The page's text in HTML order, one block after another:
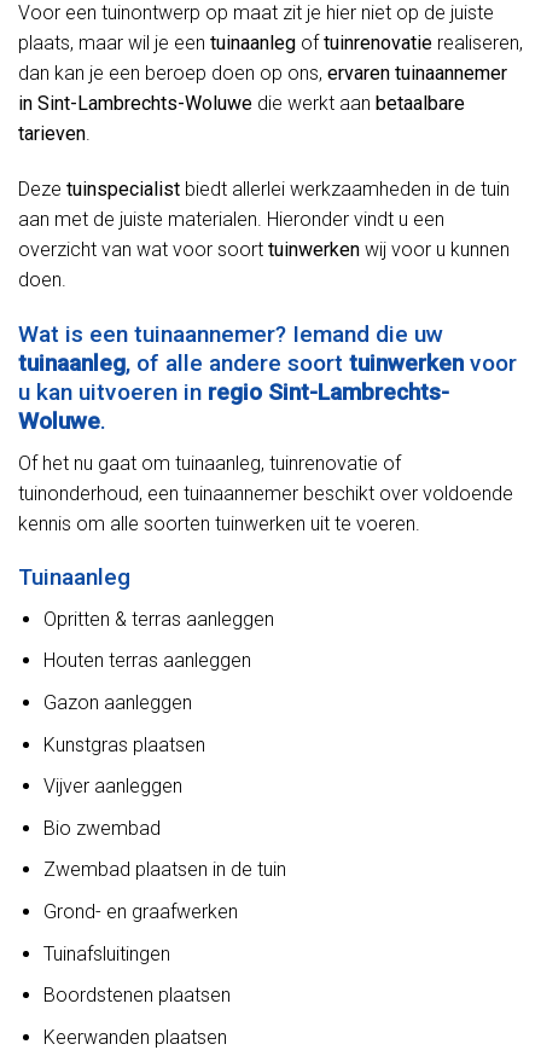
Voor een tuinontwerp op maat zit je hier niet op de juiste
plaats, maar wil je een tuinaanleg of tuinrenovatie realiseren,
dan kan je een beroep doen op ons, ervaren tuinaannemer
in Sint-Lambrechts-Woluwe die werkt aan betaalbare
tarieven.
Deze tuinspecialist biedt allerlei werkzaamheden in de tuin
aan met de juiste materialen. Hieronder vindt u een
overzicht van wat voor soort tuinwerken wij voor u kunnen
doen.
Wat is een tuinaannemer? Iemand die uw
tuinaanleg, of alle andere soort tuinwerken voor
u kan uitvoeren in regio Sint-Lambrechts-
Woluwe.
Of het nu gaat om tuinaanleg, tuinrenovatie of
tuinonderhoud, een tuinaannemer beschikt over voldoende
kennis om alle soorten tuinwerken uit te voeren.
Tuinaanleg
Opritten & terras aanleggen
Houten terras aanleggen
Gazon aanleggen
Kunstgras plaatsen
Vijver aanleggen
Bio zwembad
Zwembad plaatsen in de tuin
Grond- en graafwerken
Tuinafsluitingen
Boordstenen plaatsen
Keerwanden plaatsen